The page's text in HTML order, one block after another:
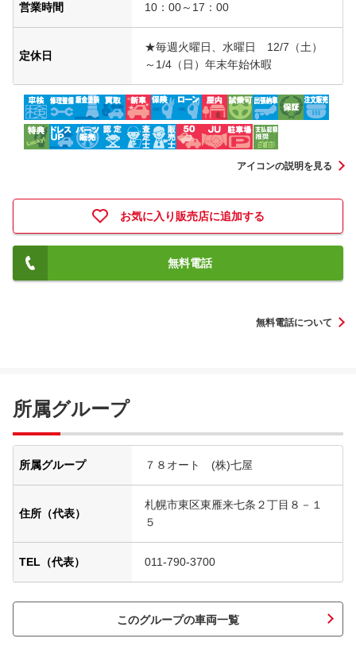
営業時間 10：00～17：00
定休日
★毎週火曜日、水曜日 12/7（土）
～1/4（日）年末年始休暇
アイコンの説明を見る
お気に入り販売店に追加する
無料電話
無料電話について
所属グループ
所属グループ ７８オート (株)七屋
住所（代表）
札幌市東区東雁来七条２丁目８－１
５
TEL（代表） 011-790-3700
このグループの車両一覧